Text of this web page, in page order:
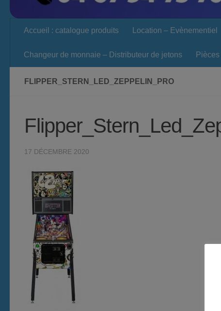
Accueil : catalogue produits Location – Evènementiel
Changeur de monnaie – Distributeur de jetons
FLIPPER_STERN_LED_ZEPPELIN_PRO
17 DÉCEMBRE 2020